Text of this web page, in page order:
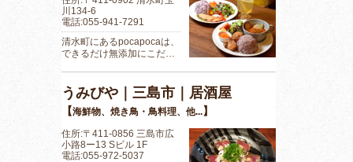
川134-6
電話:055-941-7291
清水町にあるpocapocaは、
できるだけ無添加にこだ…
うみびや｜三島市｜居酒屋
【海鮮物、焼き鳥・鳥料理、他...】
住所:〒411-0856 三島市広
小路8ー13 Sビル 1F
電話:055-972-5037